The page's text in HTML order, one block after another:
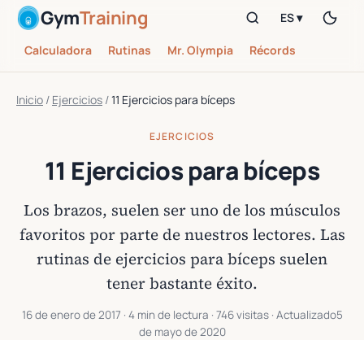
GymTraining
Calculadora Rutinas Mr. Olympia Récords
ES ▾
Inicio / Ejercicios /11 Ejercicios para bíceps
EJERCICIOS
11 Ejercicios para bíceps
Los brazos, suelen ser uno de los músculos
favoritos por parte de nuestros lectores. Las
rutinas de ejercicios para bíceps suelen
tener bastante éxito.
16 de enero de 2017 · 4 min de lectura · 746 visitas · Actualizado5
de mayo de 2020